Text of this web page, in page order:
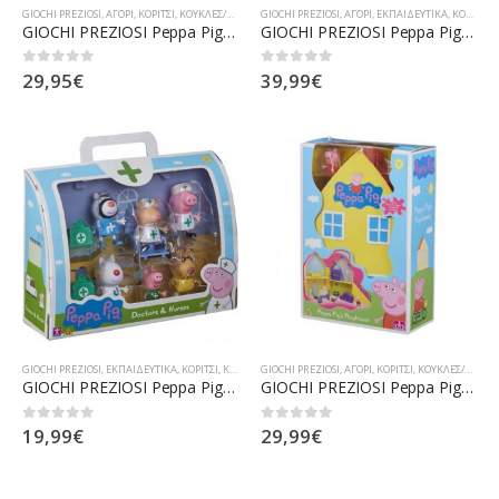
GIOCHI PREZIOSI,ΑΓΌΡΙ, ΚΟΡΊΤΣΙ, ΚΟΎΚΛΕΣ/ΚΟΥΚΛΆΚΙΑ
GIOCHI PREZIOSI Peppa Pig Λούτρινο Με Ήχους Ώρα Για Ύπνο (PPC86000)
0out of 5
29,95€
GIOCHI PREZIOSI,ΑΓΌΡΙ, ΕΚΠΑΙΔΕΥΤΙΚΆ, ΚΟΡΊΤΣΙ
GIOCHI PREZIOSI Peppa Pig Όχημα Για Κάμπινγκ Της Πέππα (PPC46000)
0out of 5
39,99€
GIOCHI PREZIOSI, ΕΚΠΑΙΔΕΥΤΙΚΆ, ΚΟΡΊΤΣΙ, ΚΟΎΚΛΕΣ/ΚΟΥΚΛΆΚΙΑ
GIOCHI PREZIOSI Peppa Pig Σετ Φιγούρων Γιατροί PPC95000
0 out of 5
19,99€
GIOCHI PREZIOSI,ΑΓΌΡΙ, ΚΟΡΊΤΣΙ, ΚΟΎΚΛΕΣ/ΚΟΥΚΛΆΚΙΑ
GIOCHI PREZIOSI Peppa Pig Σπίτι Με 1 Φιγούρα (GPH01469/GR)
0out of 5
29,99€